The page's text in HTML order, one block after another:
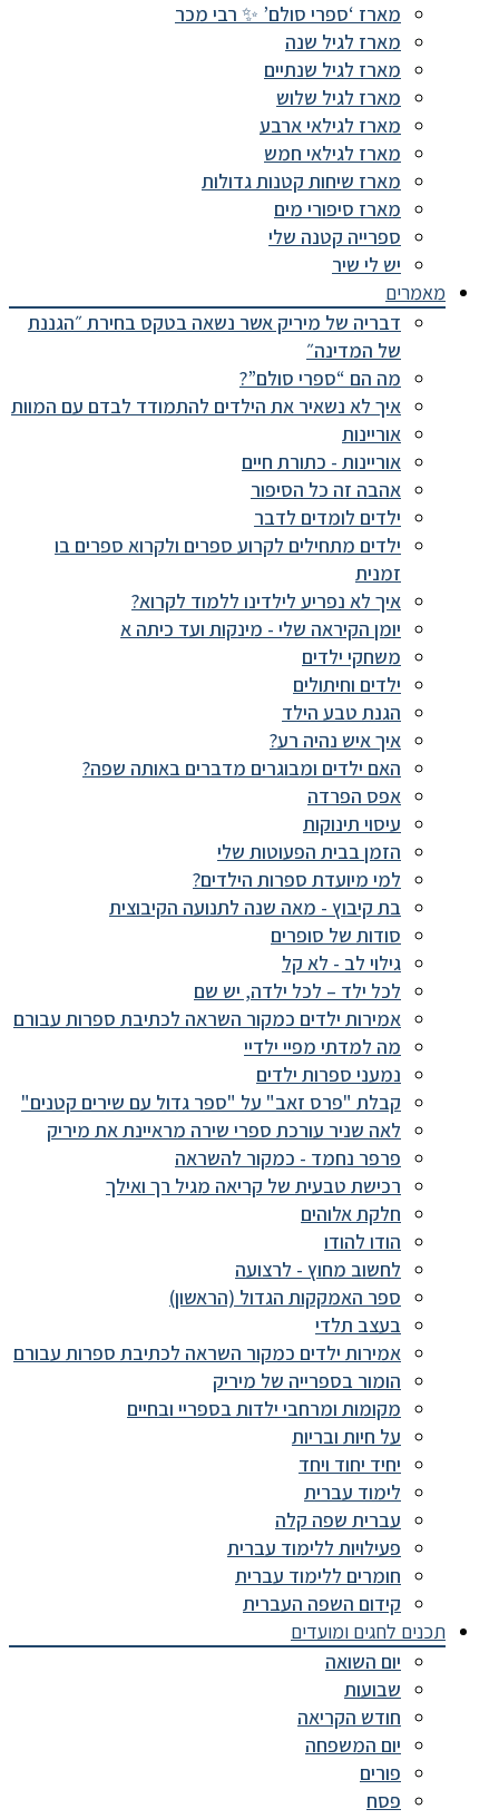
מארז ‘ספרי סולם’ ✨ רבי מכר
מארז לגיל שנה
מארז לגיל שנתיים
מארז לגיל שלוש
מארז לגילאי ארבע
מארז לגילאי חמש
מארז שיחות קטנות גדולות
מארז סיפורי מים
ספרייה קטנה שלי
יש לי שיר
מאמרים
דבריה של מיריק אשר נשאה בטקס בחירת ״הגננת
של המדינה״
מה הם “ספרי סולם”?
איך לא נשאיר את הילדים להתמודד לבדם עם המוות
אוריינות
אוריינות - כתורת חיים
אהבה זה כל הסיפור
ילדים לומדים לדבר
ילדים מתחילים לקרוע ספרים ולקרוא ספרים בו
זמנית
איך לא נפריע לילדינו ללמוד לקרוא?
יומן הקיראה שלי - מינקות ועד כיתה א
משחקי ילדים
ילדים וחיתולים
הגנת טבע הילד
איך איש נהיה רע?
האם ילדים ומבוגרים מדברים באותה שפה?
אפס הפרדה
עיסוי תינוקות
הזמן בבית הפעוטות שלי
למי מיועדת ספרות הילדים?
בת קיבוץ - מאה שנה לתנועה הקיבוצית
סודות של סופרים
גילוי לב - לא קל
לכל ילד – לכל ילדה, יש שם
אמירות ילדים כמקור השראה לכתיבת ספרות עבורם
מה למדתי מפיי ילדיי
נמעני ספרות ילדים
קבלת "פרס זאב" על "ספר גדול עם שירים קטנים"
לאה שניר עורכת ספרי שירה מראיינת את מיריק
פרפר נחמד - כמקור להשראה
רכישת טבעית של קריאה מגיל רך ואילך
חלקת אלוהים
הודו להודו
לחשוב מחוץ - לרצועה
ספר האמקקות הגדול (הראשון)
בעצב תלדי
אמירות ילדים כמקור השראה לכתיבת ספרות עבורם
הומור בספרייה של מיריק
מקומות ומרחבי ילדות בספריי ובחיים
על חיות ובריות
יחיד יחוד ויחד
לימוד עברית
עברית שפה קלה
פעילויות ללימוד עברית
חומרים ללימוד עברית
קידום השפה העברית
תכנים לחגים ומועדים
יום השואה
שבועות
חודש הקריאה
יום המשפחה
פורים
פסח